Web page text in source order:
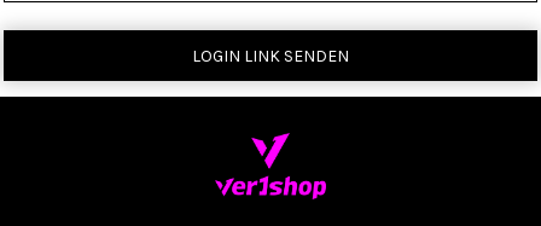
LOGIN LINK SENDEN